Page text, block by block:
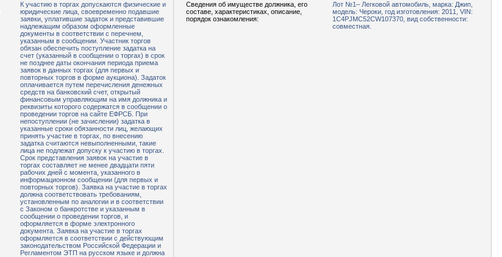
К участию в торгах допускаются физические и
юридические лица, своевременно подавшие
заявки, уплатившие задаток и представившие
надлежащим образом оформленные
документы в соответствии с перечнем,
указанным в сообщении. Участник торгов
обязан обеспечить поступление задатка на
счет (указанный в сообщении о торгах) в срок
не позднее даты окончания периода приема
заявок в данных торгах (для первых и
повторных торгов в форме аукциона). Задаток
оплачивается путем перечисления денежных
средств на банковский счет, открытый
финансовым управляющим на имя должника и
реквизиты которого содержатся в сообщении о
проведении торгов на сайте ЕФРСБ. При
непоступлении (не зачислении) задатка в
указанные сроки обязанности лиц, желающих
принять участие в торгах, по внесению
задатка считаются невыполненными, такие
лица не подлежат допуску к участию в торгах.
Срок представления заявок на участие в
торгах составляет не менее двадцати пяти
рабочих дней с момента, указанного в
информационном сообщении (для первых и
повторных торгов). Заявка на участие в торгах
должна соответствовать требованиям,
установленным по аналогии и в соответствии
с Законом о банкротстве и указанным в
сообщении о проведении торгов, и
оформляется в форме электронного
документа. Заявка на участие в торгах
оформляется в соответствии с действующим
законодательством Российской Федерации и
Регламентом ЭТП на русском языке и должна
Сведения об имуществе должника, его
составе, характеристиках, описание,
порядок ознакомления:
Лот №1– Легковой автомобиль, марка: Джип,
модель: Чероки, год изготовления: 2011, VIN:
1C4PJMC52CW107370, вид собственности:
совместная.